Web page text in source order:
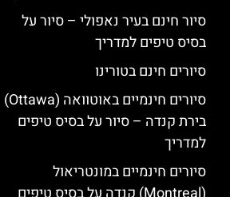
סיור חינם בעיר נאפולי – סיור על
בסיס טיפים למדריך
סיורים חינם בטורינו
סיורים חינמיים באוטוואה (Ottawa)
בירת קנדה – סיור על בסיס טיפים
למדריך
סיורים חינמיים במונטריאול